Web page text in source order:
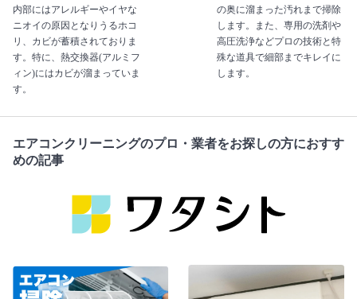
内部にはアレルギーやイヤな
ニオイの原因となりうるホコ
リ、カビが蓄積されておりま
す。特に、熱交換器(アルミフ
ィン)にはカビが溜まっていま
す。
の奥に溜まった汚れまで掃除
します。また、専用の洗剤や
高圧洗浄などプロの技術と特
殊な道具で細部までキレイに
します。
エアコンクリーニングのプロ・業者をお探しの方におすす
めの記事